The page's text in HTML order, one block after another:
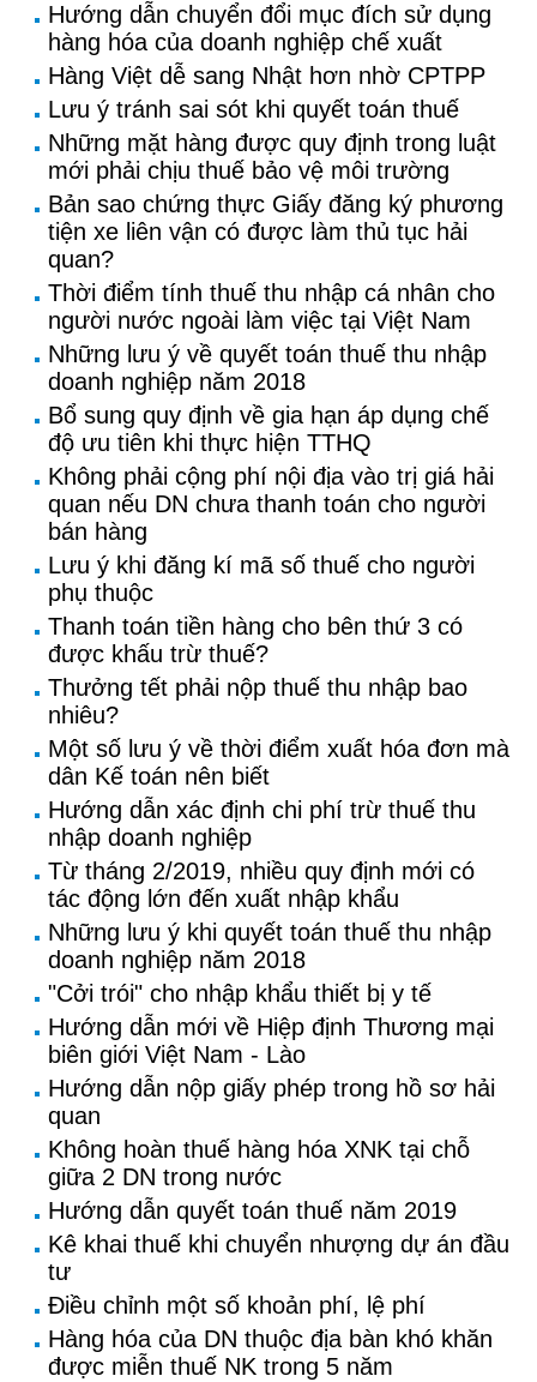
Hướng dẫn chuyển đổi mục đích sử dụng
hàng hóa của doanh nghiệp chế xuất
Hàng Việt dễ sang Nhật hơn nhờ CPTPP
Lưu ý tránh sai sót khi quyết toán thuế
Những mặt hàng được quy định trong luật
mới phải chịu thuế bảo vệ môi trường
Bản sao chứng thực Giấy đăng ký phương
tiện xe liên vận có được làm thủ tục hải
quan?
Thời điểm tính thuế thu nhập cá nhân cho
người nước ngoài làm việc tại Việt Nam
Những lưu ý về quyết toán thuế thu nhập
doanh nghiệp năm 2018
Bổ sung quy định về gia hạn áp dụng chế
độ ưu tiên khi thực hiện TTHQ
Không phải cộng phí nội địa vào trị giá hải
quan nếu DN chưa thanh toán cho người
bán hàng
Lưu ý khi đăng kí mã số thuế cho người
phụ thuộc
Thanh toán tiền hàng cho bên thứ 3 có
được khấu trừ thuế?
Thưởng tết phải nộp thuế thu nhập bao
nhiêu?
Một số lưu ý về thời điểm xuất hóa đơn mà
dân Kế toán nên biết
Hướng dẫn xác định chi phí trừ thuế thu
nhập doanh nghiệp
Từ tháng 2/2019, nhiều quy định mới có
tác động lớn đến xuất nhập khẩu
Những lưu ý khi quyết toán thuế thu nhập
doanh nghiệp năm 2018
"Cởi trói" cho nhập khẩu thiết bị y tế
Hướng dẫn mới về Hiệp định Thương mại
biên giới Việt Nam - Lào
Hướng dẫn nộp giấy phép trong hồ sơ hải
quan
Không hoàn thuế hàng hóa XNK tại chỗ
giữa 2 DN trong nước
Hướng dẫn quyết toán thuế năm 2019
Kê khai thuế khi chuyển nhượng dự án đầu
tư
Điều chỉnh một số khoản phí, lệ phí
Hàng hóa của DN thuộc địa bàn khó khăn
được miễn thuế NK trong 5 năm